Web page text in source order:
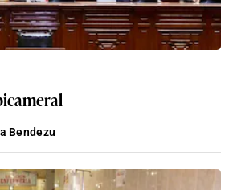
Bendezu